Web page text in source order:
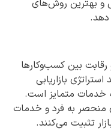
و بهترین روش‌های
رقابت بین کسب‌وکارها
بازاریابی
خدمات متمایز است.
منحصر به فرد و خدمات
تثبیت می‌کنند.